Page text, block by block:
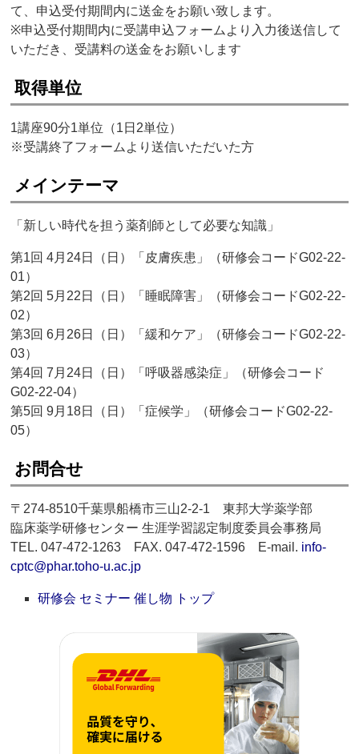
て、申込受付期間内に送金をお願い致します。
※申込受付期間内に受講申込フォームより入力後送信して
いただき、受講料の送金をお願いします
取得単位
1講座90分1単位（1日2単位）
※受講終了フォームより送信いただいた方
メインテーマ
「新しい時代を担う薬剤師として必要な知識」
第1回 4月24日（日）「皮膚疾患」（研修会コードG02-22-
01）
第2回 5月22日（日）「睡眠障害」（研修会コードG02-22-
02）
第3回 6月26日（日）「緩和ケア」（研修会コードG02-22-
03）
第4回 7月24日（日）「呼吸器感染症」（研修会コード
G02-22-04）
第5回 9月18日（日）「症候学」（研修会コードG02-22-
05）
お問合せ
〒274-8510千葉県船橋市三山2-2-1 東邦大学薬学部
臨床薬学研修センター 生涯学習認定制度委員会事務局
TEL. 047-472-1263 FAX. 047-472-1596 E-mail. info-
cptc@phar.toho-u.ac.jp
研修会 セミナー 催し物 トップ